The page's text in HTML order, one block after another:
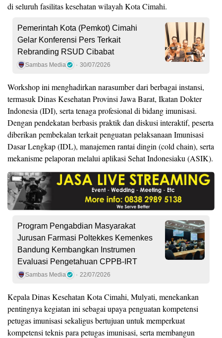
di seluruh fasilitas kesehatan wilayah Kota Cimahi.
Pemerintah Kota (Pemkot) Cimahi
Gelar Konferensi Pers Terkait
Rebranding RSUD Cibabat
Sambas Media 30/07/2026
Workshop ini menghadirkan narasumber dari berbagai instansi,
termasuk Dinas Kesehatan Provinsi Jawa Barat, Ikatan Dokter
Indonesia (IDI), serta tenaga profesional di bidang imunisasi.
Dengan pendekatan berbasis praktik dan diskusi interaktif, peserta
diberikan pembekalan terkait penguatan pelaksanaan Imunisasi
Dasar Lengkap (IDL), manajemen rantai dingin (cold chain), serta
mekanisme pelaporan melalui aplikasi Sehat Indonesiaku (ASIK).
Program Pengabdian Masyarakat
Jurusan Farmasi Poltekkes Kemenkes
Bandung Kembangkan Instrumen
Evaluasi Pengetahuan CPPB-IRT
Sambas Media 22/07/2026
Kepala Dinas Kesehatan Kota Cimahi, Mulyati, menekankan
pentingnya kegiatan ini sebagai upaya penguatan kompetensi
petugas imunisasi sekaligus bertujuan untuk memperkuat
kompetensi teknis para petugas imunisasi, serta membangun